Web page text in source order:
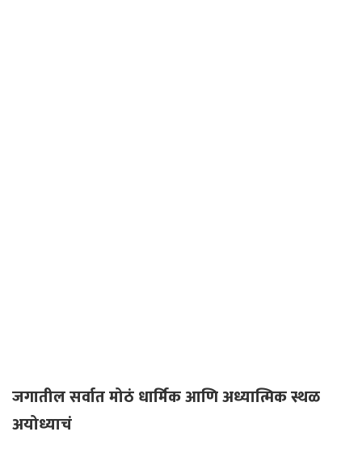
जगातील सर्वात मोठं धार्मिक आणि अध्यात्मिक स्थळ
अयोध्याचं